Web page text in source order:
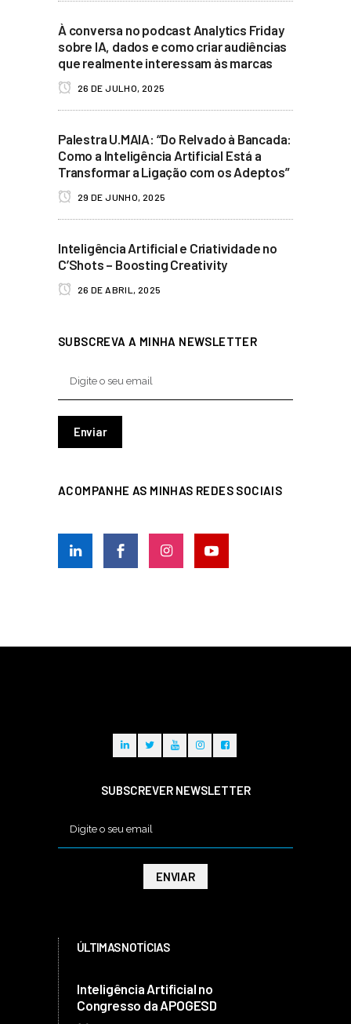
À conversa no podcast Analytics Friday
sobre IA, dados e como criar audiências
que realmente interessam às marcas
26 DE JULHO, 2025
Palestra U.MAIA: “Do Relvado à Bancada:
Como a Inteligência Artificial Está a
Transformar a Ligação com os Adeptos”
29 DE JUNHO, 2025
Inteligência Artificial e Criatividade no
C’Shots – Boosting Creativity
26 DE ABRIL, 2025
SUBSCREVA A MINHA NEWSLETTER
ACOMPANHE AS MINHAS REDES SOCIAIS
SUBSCREVER NEWSLETTER
ÚLTIMAS NOTÍCIAS
Inteligência Artificial no
Congresso da APOGESD